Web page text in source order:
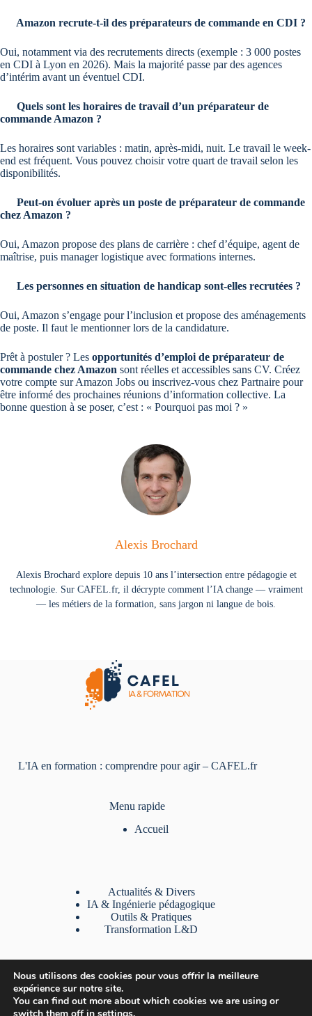
Amazon recrute-t-il des préparateurs de commande en CDI ?
Oui, notamment via des recrutements directs (exemple : 3 000 postes
en CDI à Lyon en 2026). Mais la majorité passe par des agences
d’intérim avant un éventuel CDI.
Quels sont les horaires de travail d’un préparateur de
commande Amazon ?
Les horaires sont variables : matin, après-midi, nuit. Le travail le week-
end est fréquent. Vous pouvez choisir votre quart de travail selon les
disponibilités.
Peut-on évoluer après un poste de préparateur de commande
chez Amazon ?
Oui, Amazon propose des plans de carrière : chef d’équipe, agent de
maîtrise, puis manager logistique avec formations internes.
Les personnes en situation de handicap sont-elles recrutées ?
Oui, Amazon s’engage pour l’inclusion et propose des aménagements
de poste. Il faut le mentionner lors de la candidature.
Prêt à postuler ? Les opportunités d’emploi de préparateur de
commande chez Amazon sont réelles et accessibles sans CV. Créez
votre compte sur Amazon Jobs ou inscrivez-vous chez Partnaire pour
être informé des prochaines réunions d’information collective. La
bonne question à se poser, c’est : « Pourquoi pas moi ? »
Alexis Brochard
Alexis Brochard explore depuis 10 ans l’intersection entre pédagogie et
technologie. Sur CAFEL.fr, il décrypte comment l’IA change — vraiment
— les métiers de la formation, sans jargon ni langue de bois.
L'IA en formation : comprendre pour agir – CAFEL.fr
Menu rapide
Accueil
Actualités & Divers
IA & Ingénierie pédagogique
Outils & Pratiques
Transformation L&D
Liens utiles
Contact
Nous utilisons des cookies pour vous offrir la meilleure
expérience sur notre site.
You can find out more about which cookies we are using or